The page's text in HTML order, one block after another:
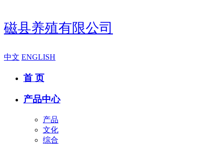
磁县养殖有限公司
中文 ENGLISH
首 页
产品中心
产品
文化
综合